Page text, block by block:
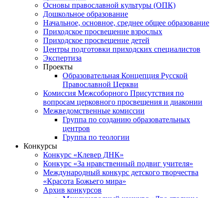
Основы православной культуры (ОПК)
Дошкольное образование
Начальное, основное, среднее общее образование
Приходское просвещение взрослых
Приходское просвещение детей
Центры подготовки приходских специалистов
Экспертиза
Проекты
Образовательная Концепция Русской
Православной Церкви
Комиссия Межсоборного Присутствия по
вопросам церковного просвещения и диаконии
Межведомственные комиссии
Группа по созданию образовательных
центров
Группа по теологии
Конкурсы
Конкурс «Клевер ДНК»
Конкурс «За нравственный подвиг учителя»
Международный конкурс детского творчества
«Красота Божьего мира»
Архив конкурсов